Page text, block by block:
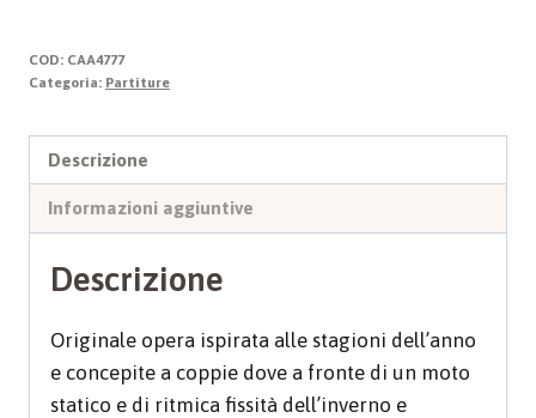
COD: CAA4777
Categoria: Partiture
Descrizione
Informazioni aggiuntive
Descrizione
Originale opera ispirata alle stagioni dell’anno
e concepite a coppie dove a fronte di un moto
statico e di ritmica fissità dell’inverno e